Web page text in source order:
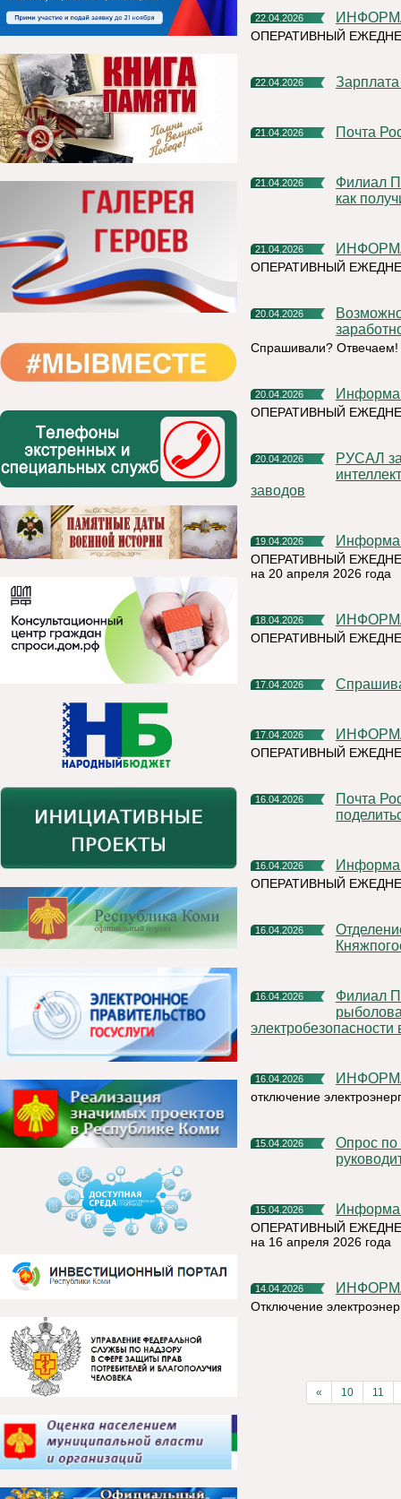
22.04.2026
ОПЕРАТИВНЫЙ
22.04.2026
21.04.2026 Почта
21.04.2026
Филиал ППК «Роскадастр» по Республике Коми разъяснил,
как
21.04.2026
ОПЕРАТИВНЫЙ
20.04.2026
Возможно ли отозвать работника из отпуска без сохранения
Спрашивали? Отвечаем!
20.04.2026
ОПЕРАТИВНЫЙ
20.04.2026
РУСАЛ завершает внедрение технологии искусственного
заводов
19.04.2026
ОПЕРАТИВНЫЙ
на 20 апреля 2026 года
18.04.2026
ОПЕРАТИВНЫЙ
17.04.2026
17.04.2026
ОПЕРАТИВНЫЙ
16.04.2026
Почта России поможет участникам Библионочи в Сыктывкаре
16.04.2026
ОПЕРАТИВНЫЙ
16.04.2026
Отделение Госавтоинспекции ОМВД России по
16.04.2026
Филиал ПАО «Россети» - МЭС Северо-Запада напоминает
16.04.2026
отключение
15.04.2026
Опрос по оценки эффективности деятельности
15.04.2026
ОПЕРАТИВНЫЙ
на 16 апреля 2026 года
14.04.2026
Отключение
« 10 11